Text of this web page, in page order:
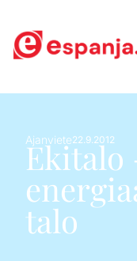
Ajanviete22.9.2012
Ekitalo
talo